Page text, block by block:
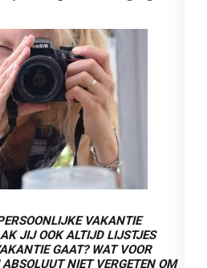
VAKANTIE
JIJ OOK ALTIJD LIJSTJES
GAAT? WAT VOOR
NIET VERGETEN OM